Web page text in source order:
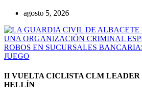
agosto 5, 2026
II VUELTA CICLISTA CLM LEADER
HELLÍN